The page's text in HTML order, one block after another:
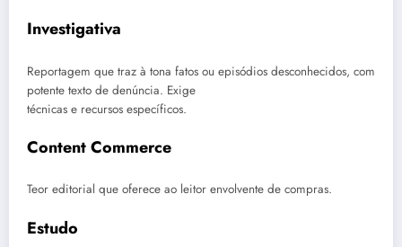
Investigativa
Reportagem que traz à tona fatos ou episódios desconhecidos, com
potente texto de denúncia. Exige
técnicas e recursos específicos.
Content Commerce
Teor editorial que oferece ao leitor envolvente de compras.
Estudo